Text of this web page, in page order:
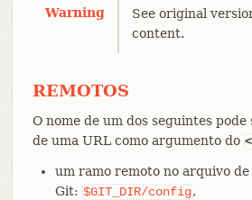
Warning
See original
content.
REMOTOS
O nome de um dos seguintes pode
de uma URL como argumento do
um ramo remoto no arquivo
Git: $GIT_DIR/config,